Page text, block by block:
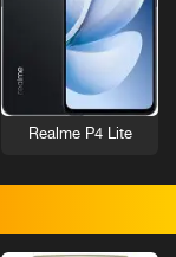
Realme P4 Lite